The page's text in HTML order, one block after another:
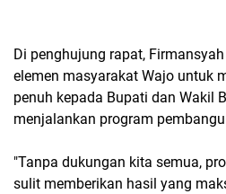
Di penghujung rapat,
elemen masyarakat Wajo untuk
penuh kepada Bupati dan Wakil
menjalankan program
"Tanpa dukungan kita semua,
sulit memberikan hasil yang